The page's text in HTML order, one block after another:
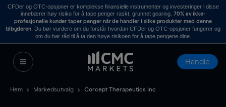
CFDer og OTC-opsjoner er komplekse finansielle instrumenter og investeringer i disse
innebærer høy risiko for å tape penger raskt, grunnet gearing. 70% av ikke-
profesjonelle kunder taper penger når de handler i slike produkter med denne
tilbyderen . Du bør vurdere om du forstår hvordan CFDer og OTC-opsjoner fungerer og
om du har råd til å ta den høye risikoen for å tape pengene dine.
Handle
Hem Markedsutvalg Corcept Therapeutics Inc